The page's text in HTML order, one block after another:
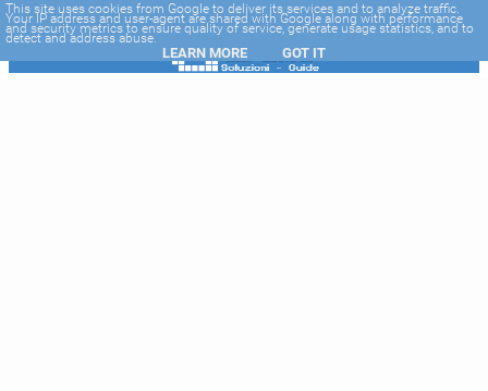
-->
This site uses cookies from Google to deliver its services and to analyze traffic.
Your IP address and user-agent are shared with Google along with performance
and security metrics to ensure quality of service, generate usage statistics, and to
detect and address abuse.
LEARN MORE GOT IT